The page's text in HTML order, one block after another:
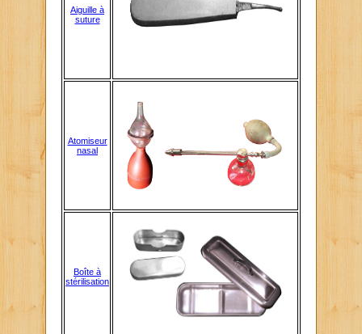
Aiguille à
suture
Atomiseur
nasal
Boîte à
stérilisation